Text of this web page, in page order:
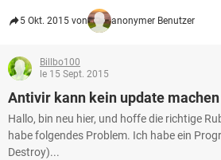
5 Okt. 2015 von anonymer Benutzer
Billbo100
le 15 Sept. 2015
Antivir kann kein update machen
Hallo, bin neu hier, und hoffe die richtige
habe folgendes Problem. Ich habe ein
Destroy)...